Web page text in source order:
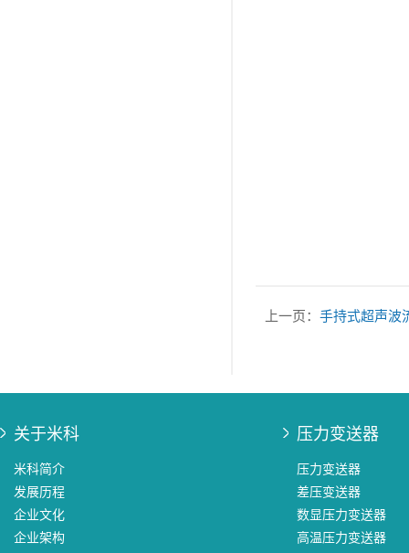
上一页： 手持式超声波
关于米科
米科简介
发展历程
企业文化
企业架构
压力变送器
压力变送器
差压变送器
数显压力变送器
高温压力变送器